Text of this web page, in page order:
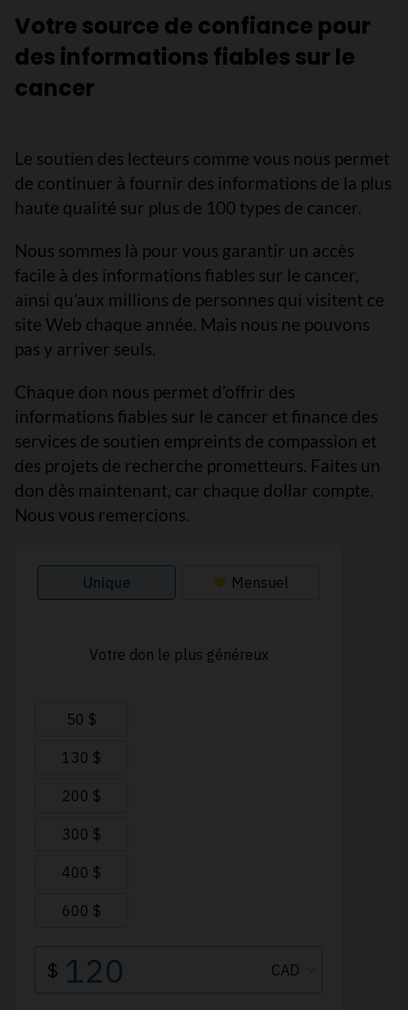
Votre source de confiance pour
des informations fiables sur le
cancer
Le soutien des lecteurs comme vous nous permet
de continuer à fournir des informations de la plus
haute qualité sur plus de 100 types de cancer.
Nous sommes là pour vous garantir un accès
facile à des informations fiables sur le cancer,
ainsi qu’aux millions de personnes qui visitent ce
site Web chaque année. Mais nous ne pouvons
pas y arriver seuls.
Chaque don nous permet d’offrir des
informations fiables sur le cancer et finance des
services de soutien empreints de compassion et
des projets de recherche prometteurs. Faites un
don dès maintenant, car chaque dollar compte.
Nous vous remercions.